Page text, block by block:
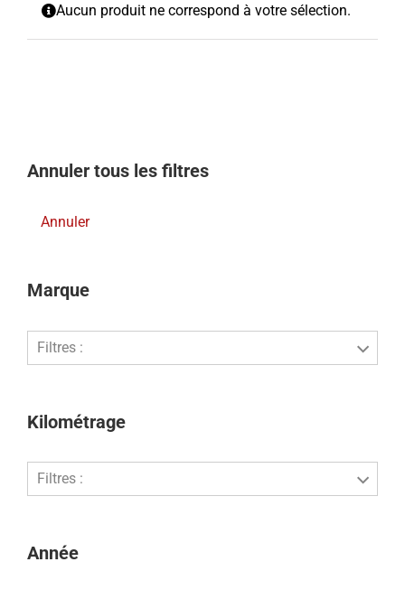
Aucun produit ne correspond à votre sélection.
Annuler tous les filtres
Annuler
Marque
Filtres :
Kilométrage
Filtres :
Année